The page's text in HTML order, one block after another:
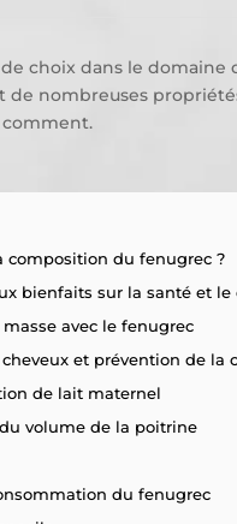
choix dans le domaine
de nombreuses
composition du fenugrec ?
bienfaits sur la santé et le
avec le fenugrec
et prévention de la
de lait maternel
volume de la poitrine
du fenugrec